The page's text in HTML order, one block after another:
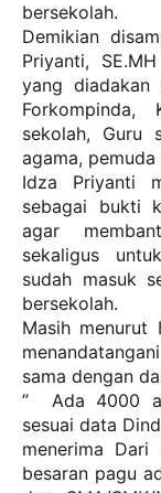
bersekolah.
Demikian
Priyanti,
yang
Forkompinda,
sekolah, Guru
agama,
Idza Priyanti
sebagai bukti
agar
sekaligus
sudah masuk
bersekolah.
Masih menurut
sama dengan
” Ada 4000
sesuai data
menerima
besaran pagu